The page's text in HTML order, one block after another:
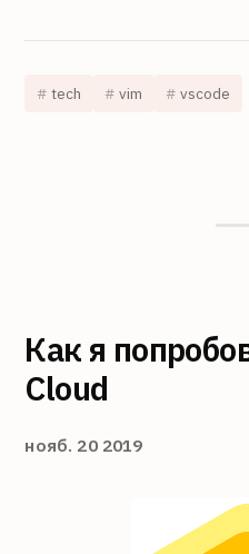
tech vim vscode
Как я
Cloud
нояб. 20 2019